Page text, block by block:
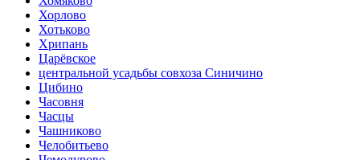
Хорлово
Хотьково
Хрипань
Царёвское
центральной усадьбы совхоза Синичино
Цибино
Часовня
Часцы
Чашниково
Челобитьево